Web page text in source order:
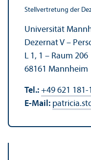
Stell­vertretung der
Universität
Dezernat V –
L 1, 1 – Raum 206
68161 Mannheim
Tel.: +49 621 181-
E-Mail: